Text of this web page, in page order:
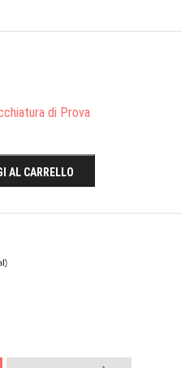
di Prova
AL CARRELLO